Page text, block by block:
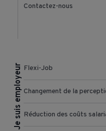
Contactez-nous
Je suis employeur Flexi-Job
Changement de la
Réduction des coûts